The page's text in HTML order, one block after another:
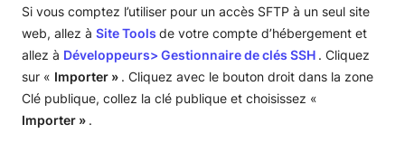
Si vous comptez l’utiliser pour un accès SFTP à un seul site
web, allez à Site Tools de votre compte d’hébergement et
allez à Développeurs> Gestionnaire de clés SSH . Cliquez
sur « Importer » . Cliquez avec le bouton droit dans la zone
Clé publique, collez la clé publique et choisissez «
Importer » .